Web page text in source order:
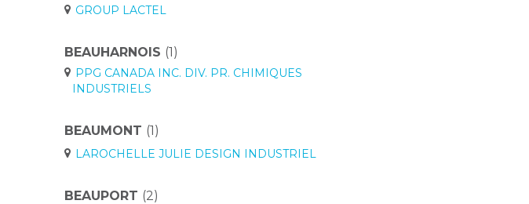
GROUP LACTEL
BEAUHARNOIS (1)
PPG CANADA INC. DIV. PR. CHIMIQUES
INDUSTRIELS
BEAUMONT (1)
LAROCHELLE JULIE DESIGN INDUSTRIEL
BEAUPORT (2)